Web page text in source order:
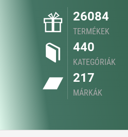
26084
TERMÉKEK
440
KATEGÓRIÁK
217
MÁRKÁK